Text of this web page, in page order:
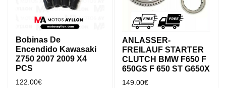
Bobinas De
Encendido Kawasaki
Z750 2007 2009 X4
PCS
122.00€
ANLASSER-
FREILAUF STARTER
CLUTCH BMW F650 F
650GS F 650 ST G650X
149.00€